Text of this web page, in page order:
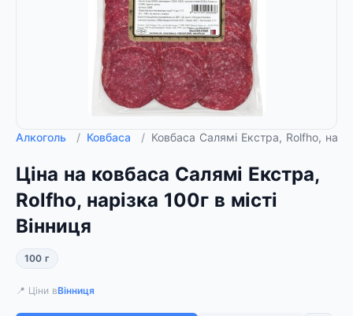
Алкоголь / Ковбаса / Ковбаса Салямі Екстра, Rolfho,
Ціна на ковбаса Салямі Екстра,
Rolfho, нарізка 100г в місті
Вінниця
100 г
📍 Ціни вВінниця